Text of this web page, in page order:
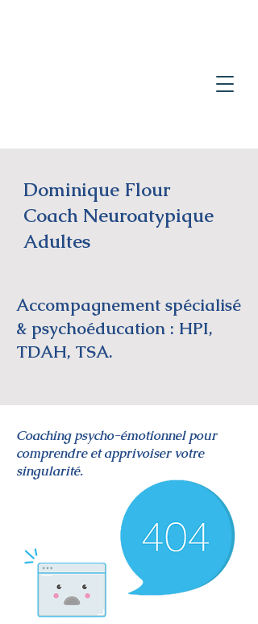
Dominique Flour
Coach Neuroatypique
Adultes
Accompagnement spécialisé
& psychoéducation : HPI,
TDAH, TSA.
Coaching psycho-émotionnel pour
comprendre et apprivoiser votre
singularité.